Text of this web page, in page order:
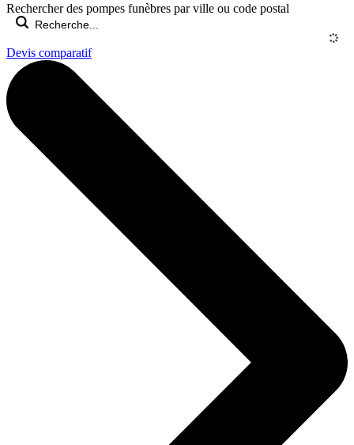
Rechercher des pompes funèbres par ville ou code postal
Devis comparatif